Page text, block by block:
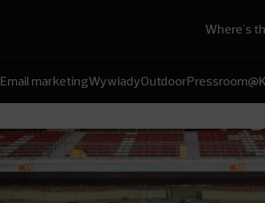
Where's
Email marketingWywiadyOutdoorPressroom